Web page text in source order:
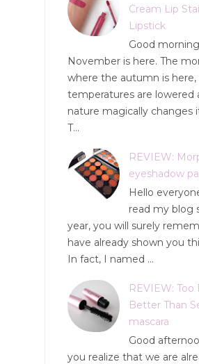
Cream Lip
Lipstick
Good
November is here. The
where the autumn is here,
temperatures are lowered
nature magically changes
T...
REVIEW:
eyeshadow
Hello
read my blog
year, you will surely
have already shown you
In fact, I named ...
REVIEW: Too
Better Than
mascara
Good
you realize that we are